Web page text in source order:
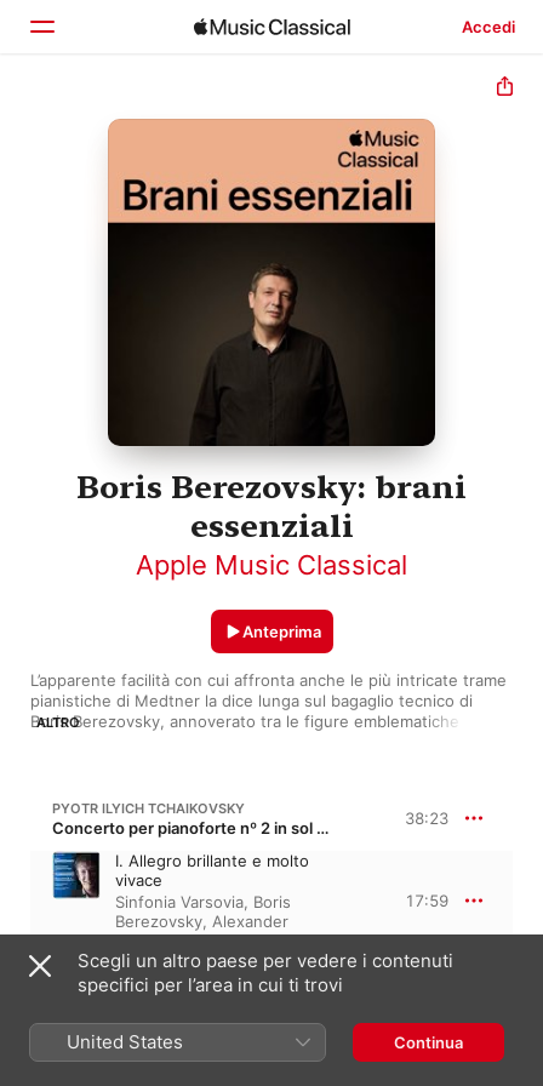
Accedi
Home
Cerca
Boris Berezovsky: brani
essenziali
Apple Music Classical
L’apparente facilità con cui affronta anche le più intricate trame
pianistiche di Medtner la dice lunga sul bagaglio tecnico di
Boris Berezovsky, annoverato tra le figure emblematiche del
che evidenzia un’impressionante capacità di combinare energia
viscerale e controllo. Habitué degli accidentati repertori di
Chopin e ha collaborato con ensemble di fama globale.
ALTRO
Anteprima
PYOTR ILYICH TCHAIKOVSKY
Concerto per pianoforte nº 2 in sol maggiore, Op. 44, TH 60 38:23
I. Allegro brillante e molto
vivace
Sinfonia Varsovia, Boris
Berezovsky, Alexander
Vedernikov
17:59
II. Andante non troppo
Boris Berezovsky, Alexander
Vedernikov
Varsovia
III. Allegro con fuoco
Sinfonia Varsovia,Alexander
Scegli un altro paese per vedere i contenuti
specifici per l’area in cui ti trovi
United States Continua